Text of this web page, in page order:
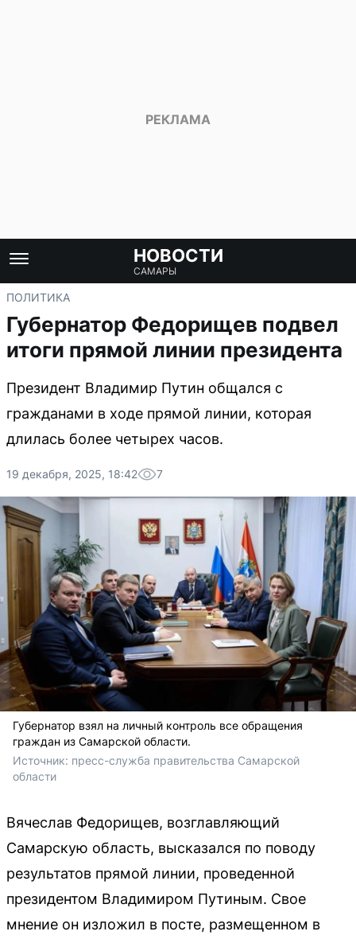
НОВОСТИ
САМАРЫ
ПОЛИТИКА
Губернатор Федорищев подвел
итоги прямой линии президента
Президент Владимир Путин общался с
гражданами в ходе прямой линии, которая
длилась более четырех часов.
19 декабря, 2025, 18:42 7
Губернатор взял на личный контроль все обращения
граждан из Самарской области.
Источник: пресс-служба правительства Самарской
области
Вячеслав Федорищев, возглавляющий
Самарскую область, высказался по поводу
результатов прямой линии, проведенной
президентом Владимиром Путиным. Свое
мнение он изложил в посте, размещенном в